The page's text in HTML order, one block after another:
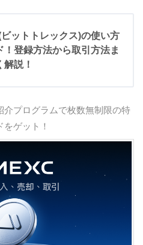
ットトレックス)の使い方
！登録方法から取引方法ま
説！
介プログラムで枚数無制限の特
をゲット！